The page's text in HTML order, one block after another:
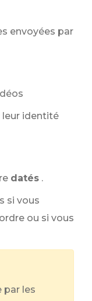
envoyées par
leur identité
datés .
si vous
ou si vous
par les